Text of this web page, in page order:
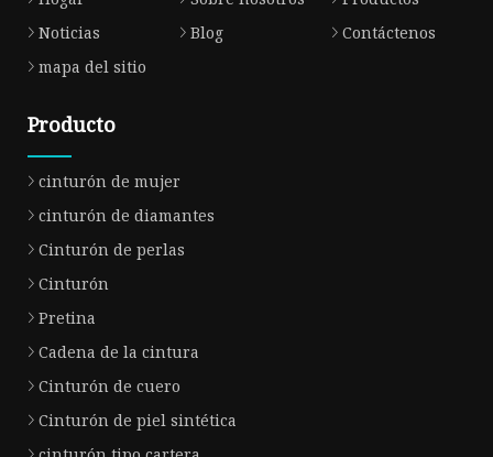
Noticias
Blog
Contáctenos
mapa del sitio
Producto
cinturón de mujer
cinturón de diamantes
Cinturón de perlas
Cinturón
Pretina
Cadena de la cintura
Cinturón de cuero
Cinturón de piel sintética